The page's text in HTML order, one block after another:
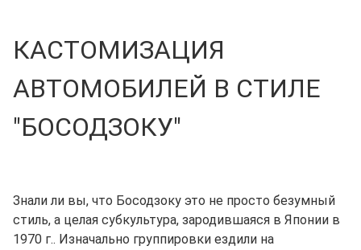
КАСТОМИЗАЦИЯ
АВТОМОБИЛЕЙ В СТИЛЕ
"БОСОДЗОКУ"
Знали ли вы, что Босодзоку это не просто безумный
стиль, а целая субкультура, зародившаяся в Японии в
1970 г.. Изначально группировки ездили на